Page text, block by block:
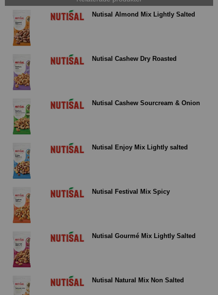
Nutisal Almond Mix Lightly Salted
Nutisal Cashew Dry Roasted
Nutisal Cashew Sourcream & Onion
Nutisal Enjoy Mix Lightly salted
Nutisal Festival Mix Spicy
Nutisal Gourmé Mix Lightly Salted
Nutisal Natural Mix Non Salted